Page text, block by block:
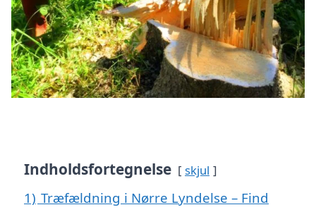
Indholdsfortegnelse skjul
1) Træfældning i Nørre Lyndelse – Find